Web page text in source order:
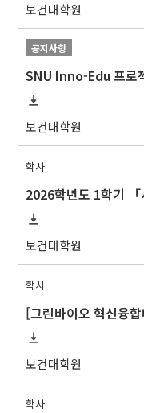
보건대학원
공지사항
보건대학원
학사
보건대학원
학사
보건대학원
학사